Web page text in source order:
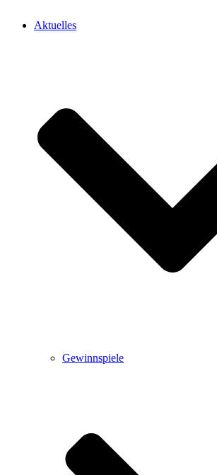
Aktuelles
Gewinnspiele